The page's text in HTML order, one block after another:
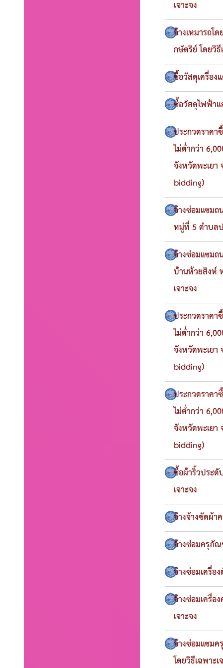
เจาะจง
จ้างเหมารถโ
กษัตริย์ โดยวิธี
ซื้อวัสดุเครื่อง
ซื้อวัสดุไฟฟ้าแ
ประกวดราค
ไม่ต่ำกว่า
จังหวัดพะเยา
bidding)
จ้างซ่อมแซม
หมู่ที่ 5 ตำบลป
จ้างซ่อมแซมถ
บ้านห้วยสิงห์
เจาะจง
ประกวดราค
ไม่ต่ำกว่า
จังหวัดพะเยา
bidding)
ประกวดราค
ไม่ต่ำกว่า
จังหวัดพะเยา
bidding)
ซื้อผ้าริ้วประดั
เจาะจง
จ้างจ้างซัดผ้า
จ้างซ่่อมครุภัณ
จ้างซ่อมเครื่อ
จ้างซ่อมเครื่อ
เจาะจง
จ้างซ่อมแซม
โดยวิธีเฉพาะเ